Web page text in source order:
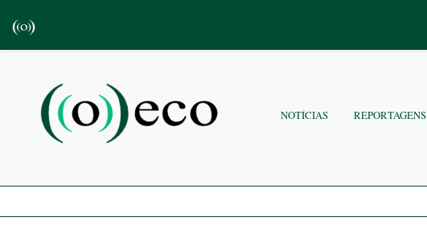
NOTÍCIAS REPORTAGENS